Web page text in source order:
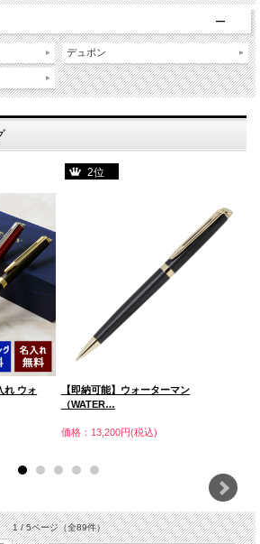
デュポン
れ ウォ
2位
【即納可能】ウォーターマン
（WATER…
価格：13,200円(税込)
1 / 5ページ（全89件）